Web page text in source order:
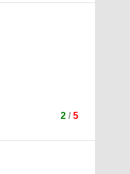
2/ 5